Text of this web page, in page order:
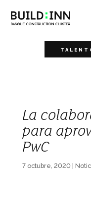
La
para
PwC
7 octubre, 2020|